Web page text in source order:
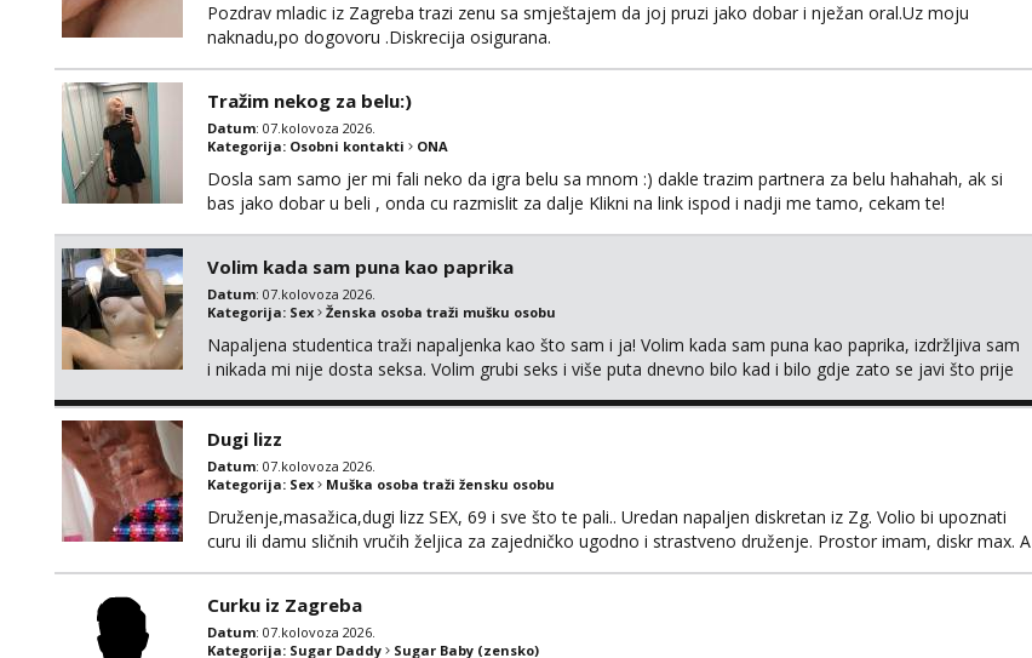
Pozdrav mladic iz Zagreba trazi zenu sa smještajem da joj pruzi jako dobar i nježan oral.Uz moju
naknadu,po dogovoru .Diskrecija osigurana.
Tražim nekog za belu:)
Datum: 07.kolovoza 2026.
Kategorija: Osobni kontakti ONA
Dosla sam samo jer mi fali neko da igra belu sa mnom :) dakle trazim partnera za belu hahahah, ak si
bas jako dobar u beli , onda cu razmislit za dalje Klikni na link ispod i nadji me tamo, cekam te!
Volim kada sam puna kao paprika
Datum: 07.kolovoza 2026.
Kategorija: Sex Ženska osoba traži mušku osobu
Napaljena studentica traži napaljenka kao što sam i ja! Volim kada sam puna kao paprika, izdržljiva sam
i nikada mi nije dosta seksa. Volim grubi seks i više puta dnevno bilo kad i bilo gdje zato se javi što prije
Dugi lizz
Datum: 07.kolovoza 2026.
Kategorija: Sex Muška osoba traži žensku osobu
Druženje,masažica,dugi lizz SEX, 69 i sve što te pali.. Uredan napaljen diskretan iz Zg. Volio bi upoznati
curu ili damu sličnih vručih željica za zajedničko ugodno i strastveno druženje. Prostor imam, diskr max. A
Curku iz Zagreba
Datum: 07.kolovoza 2026.
Kategorija: Sugar Daddy Sugar Baby (zensko)